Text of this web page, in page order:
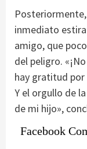
inmediato
amigo, que
del peligro.
hay gratitud por
Y el orgullo de
de mi hijo»,
Facebook